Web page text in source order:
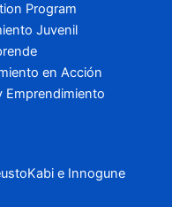
Program
Juvenil
en Acción
Emprendimiento
e Innogune